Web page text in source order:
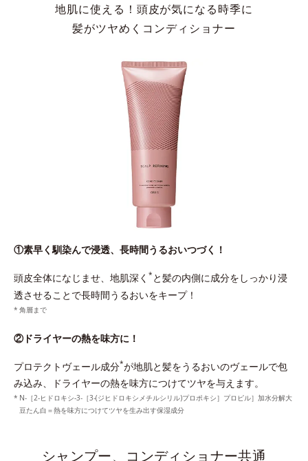
地肌に使える！頭皮が気になる時季に
髪がツヤめくコンディショナー
①素早く馴染んで浸透、長時間うるおいつづく！
頭皮全体になじませ、地肌深く * と髪の内側に成分をしっかり浸
透させることで長時間うるおいをキープ！
角層まで
②ドライヤーの熱を味方に！
プロテクトヴェール成分*が地肌と髪をうるおいのヴェールで包
み込み、ドライヤーの熱を味方につけてツヤを与えます。
N-［2-ヒドロキシ-3-［3-(ジヒドロキシメチルシリル)プロポキシ］プロピル］加水分解大
豆たん白＝熱を味方につけてツヤを生み出す保湿成分
シャンプー、コンディショナー共通